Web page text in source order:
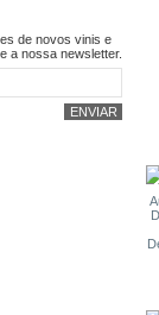
de novos vinis e
a nossa newsletter.